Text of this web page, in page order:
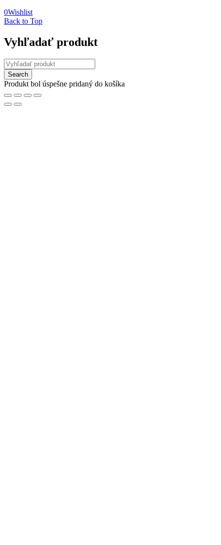
0Wishlist
Back to Top
Vyhľadať produkt
Produkt bol úspešne pridaný do košíka